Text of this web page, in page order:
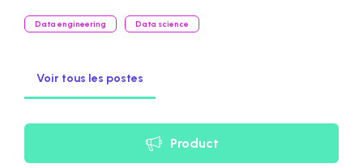
Data engineering Data science
Voir tous les postes
Product